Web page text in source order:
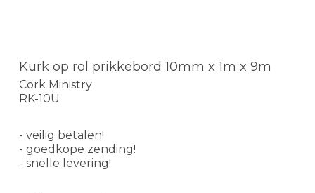
Kurk op rol prikkebord 10mm x 1m x 9m
Cork Ministry
RK-10U
- veilig betalen!
- goedkope zending!
- snelle levering!